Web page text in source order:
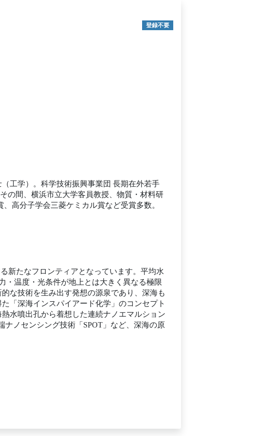
登録不要
工学）。科学技術振興事業団 長期在外若手
の間、横浜市立大学客員教授、物質・材料研
高分子学会三菱ケミカル賞など受賞多数。
新たなフロンティアとなっています。平均水
・温度・光条件が地上とは大きく異なる極限
な技術を生み出す発想の源泉であり、深海も
「深海インスパイアード化学」のコンセプト
水噴出孔から着想した連続ナノエマルション
ノセンシング技術「SPOT」など、深海の原